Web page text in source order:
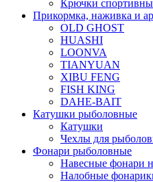
Крючки
Прикормка, наживка и
OLD GHOST
HUASHI
LOONVA
TIANYUAN
XIBU FENG
FISH KING
DAHE-BAIT
Катушки рыболовные
Катушки
Чехлы для
Фонари рыболовные
Навесные фонари
Налобные